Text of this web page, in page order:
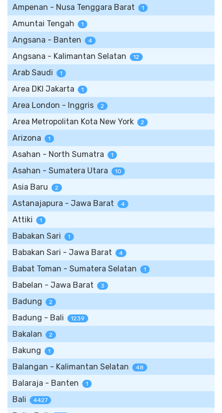
Ampenan - Nusa Tenggara Barat 1
Amuntai Tengah 1
Angsana - Banten 4
Angsana - Kalimantan Selatan 12
Arab Saudi 1
Area DKI Jakarta 1
Area London - Inggris 2
Area Metropolitan Kota New York 2
Arizona 1
Asahan - North Sumatra 1
Asahan - Sumatera Utara 10
Asia Baru 2
Astanajapura - Jawa Barat 4
Attiki 1
Babakan Sari 1
Babakan Sari - Jawa Barat 4
Babat Toman - Sumatera Selatan 1
Babelan - Jawa Barat 3
Badung 2
Badung - Bali 1239
Bakalan 2
Bakung 1
Balangan - Kalimantan Selatan 48
Balaraja - Banten 1
Bali 4427